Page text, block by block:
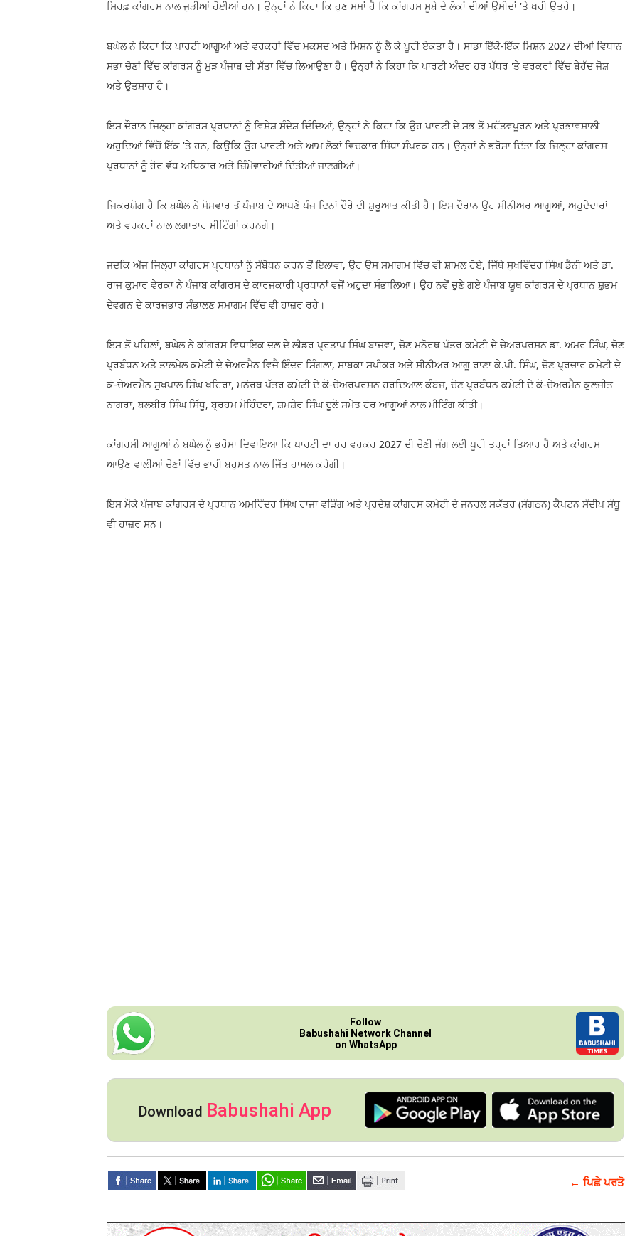
ਸਿਰਫ਼ ਕਾਂਗਰਸ ਨਾਲ ਜੁੜੀਆਂ ਹੋਈਆਂ ਹਨ। ਉਨ੍ਹਾਂ ਨੇ ਕਿਹਾ ਕਿ ਹੁਣ ਸਮਾਂ ਹੈ ਕਿ ਕਾਂਗਰਸ ਸੂਬੇ ਦੇ ਲੋਕਾਂ ਦੀਆਂ ਉਮੀਦਾਂ 'ਤੇ ਖਰੀ ਉਤਰੇ।
ਬਘੇਲ ਨੇ ਕਿਹਾ ਕਿ ਪਾਰਟੀ ਆਗੂਆਂ ਅਤੇ ਵਰਕਰਾਂ ਵਿੱਚ ਮਕਸਦ ਅਤੇ ਮਿਸ਼ਨ ਨੂੰ ਲੈ ਕੇ ਪੂਰੀ ਏਕਤਾ ਹੈ। ਸਾਡਾ ਇੱਕੋ-ਇੱਕ ਮਿਸ਼ਨ 2027 ਦੀਆਂ ਵਿਧਾਨ
ਸਭਾ ਚੋਣਾਂ ਵਿੱਚ ਕਾਂਗਰਸ ਨੂੰ ਮੁੜ ਪੰਜਾਬ ਦੀ ਸੱਤਾ ਵਿੱਚ ਲਿਆਉਣਾ ਹੈ। ਉਨ੍ਹਾਂ ਨੇ ਕਿਹਾ ਕਿ ਪਾਰਟੀ ਅੰਦਰ ਹਰ ਪੱਧਰ 'ਤੇ ਵਰਕਰਾਂ ਵਿੱਚ ਬੇਹੱਦ ਜੋਸ਼
ਅਤੇ ਉਤਸ਼ਾਹ ਹੈ।
ਇਸ ਦੌਰਾਨ ਜਿਲ੍ਹਾ ਕਾਂਗਰਸ ਪ੍ਰਧਾਨਾਂ ਨੂੰ ਵਿਸ਼ੇਸ਼ ਸੰਦੇਸ਼ ਦਿੰਦਿਆਂ, ਉਨ੍ਹਾਂ ਨੇ ਕਿਹਾ ਕਿ ਉਹ ਪਾਰਟੀ ਦੇ ਸਭ ਤੋਂ ਮਹੱਤਵਪੂਰਨ ਅਤੇ ਪ੍ਰਭਾਵਸ਼ਾਲੀ
ਅਹੁਦਿਆਂ ਵਿੱਚੋਂ ਇੱਕ 'ਤੇ ਹਨ, ਕਿਉਂਕਿ ਉਹ ਪਾਰਟੀ ਅਤੇ ਆਮ ਲੋਕਾਂ ਵਿਚਕਾਰ ਸਿੱਧਾ ਸੰਪਰਕ ਹਨ। ਉਨ੍ਹਾਂ ਨੇ ਭਰੋਸਾ ਦਿੱਤਾ ਕਿ ਜਿਲ੍ਹਾ ਕਾਂਗਰਸ
ਪ੍ਰਧਾਨਾਂ ਨੂੰ ਹੋਰ ਵੱਧ ਅਧਿਕਾਰ ਅਤੇ ਜ਼ਿੰਮੇਵਾਰੀਆਂ ਦਿੱਤੀਆਂ ਜਾਣਗੀਆਂ।
ਜਿਕਰਯੋਗ ਹੈ ਕਿ ਬਘੇਲ ਨੇ ਸੋਮਵਾਰ ਤੋਂ ਪੰਜਾਬ ਦੇ ਆਪਣੇ ਪੰਜ ਦਿਨਾਂ ਦੌਰੇ ਦੀ ਸ਼ੁਰੂਆਤ ਕੀਤੀ ਹੈ। ਇਸ ਦੌਰਾਨ ਉਹ ਸੀਨੀਅਰ ਆਗੂਆਂ, ਅਹੁਦੇਦਾਰਾਂ
ਅਤੇ ਵਰਕਰਾਂ ਨਾਲ ਲਗਾਤਾਰ ਮੀਟਿੰਗਾਂ ਕਰਨਗੇ।
ਜਦਕਿ ਅੱਜ ਜਿਲ੍ਹਾ ਕਾਂਗਰਸ ਪ੍ਰਧਾਨਾਂ ਨੂੰ ਸੰਬੋਧਨ ਕਰਨ ਤੋਂ ਇਲਾਵਾ, ਉਹ ਉਸ ਸਮਾਗਮ ਵਿੱਚ ਵੀ ਸ਼ਾਮਲ ਹੋਏ, ਜਿੱਥੇ ਸੁਖਵਿੰਦਰ ਸਿੰਘ ਡੈਨੀ ਅਤੇ ਡਾ.
ਰਾਜ ਕੁਮਾਰ ਵੇਰਕਾ ਨੇ ਪੰਜਾਬ ਕਾਂਗਰਸ ਦੇ ਕਾਰਜਕਾਰੀ ਪ੍ਰਧਾਨਾਂ ਵਜੋਂ ਅਹੁਦਾ ਸੰਭਾਲਿਆ। ਉਹ ਨਵੇਂ ਚੁਣੇ ਗਏ ਪੰਜਾਬ ਯੂਥ ਕਾਂਗਰਸ ਦੇ ਪ੍ਰਧਾਨ ਸ਼ੁਭਮ
ਦੇਵਗਨ ਦੇ ਕਾਰਜਭਾਰ ਸੰਭਾਲਣ ਸਮਾਗਮ ਵਿੱਚ ਵੀ ਹਾਜ਼ਰ ਰਹੇ।
ਇਸ ਤੋਂ ਪਹਿਲਾਂ, ਬਘੇਲ ਨੇ ਕਾਂਗਰਸ ਵਿਧਾਇਕ ਦਲ ਦੇ ਲੀਡਰ ਪ੍ਰਤਾਪ ਸਿੰਘ ਬਾਜਵਾ, ਚੋਣ ਮਨੋਰਥ ਪੱਤਰ ਕਮੇਟੀ ਦੇ ਚੇਅਰਪਰਸਨ ਡਾ. ਅਮਰ ਸਿੰਘ, ਚੋਣ
ਪ੍ਰਬੰਧਨ ਅਤੇ ਤਾਲਮੇਲ ਕਮੇਟੀ ਦੇ ਚੇਅਰਮੈਨ ਵਿਜੈ ਇੰਦਰ ਸਿੰਗਲਾ, ਸਾਬਕਾ ਸਪੀਕਰ ਅਤੇ ਸੀਨੀਅਰ ਆਗੂ ਰਾਣਾ ਕੇ.ਪੀ. ਸਿੰਘ, ਚੋਣ ਪ੍ਰਚਾਰ ਕਮੇਟੀ ਦੇ
ਕੋ-ਚੇਅਰਮੈਨ ਸੁਖਪਾਲ ਸਿੰਘ ਖਹਿਰਾ, ਮਨੋਰਥ ਪੱਤਰ ਕਮੇਟੀ ਦੇ ਕੋ-ਚੇਅਰਪਰਸਨ ਹਰਦਿਆਲ ਕੰਬੋਜ, ਚੋਣ ਪ੍ਰਬੰਧਨ ਕਮੇਟੀ ਦੇ ਕੋ-ਚੇਅਰਮੈਨ ਕੁਲਜੀਤ
ਨਾਗਰਾ, ਬਲਬੀਰ ਸਿੰਘ ਸਿੱਧੂ, ਬ੍ਰਹਮ ਮੋਹਿੰਦਰਾ, ਸ਼ਮਸ਼ੇਰ ਸਿੰਘ ਦੂਲੋ ਸਮੇਤ ਹੋਰ ਆਗੂਆਂ ਨਾਲ ਮੀਟਿੰਗ ਕੀਤੀ।
ਕਾਂਗਰਸੀ ਆਗੂਆਂ ਨੇ ਬਘੇਲ ਨੂੰ ਭਰੋਸਾ ਦਿਵਾਇਆ ਕਿ ਪਾਰਟੀ ਦਾ ਹਰ ਵਰਕਰ 2027 ਦੀ ਚੋਣੀ ਜੰਗ ਲਈ ਪੂਰੀ ਤਰ੍ਹਾਂ ਤਿਆਰ ਹੈ ਅਤੇ ਕਾਂਗਰਸ
ਆਉਣ ਵਾਲੀਆਂ ਚੋਣਾਂ ਵਿੱਚ ਭਾਰੀ ਬਹੁਮਤ ਨਾਲ ਜਿੱਤ ਹਾਸਲ ਕਰੇਗੀ।
ਇਸ ਮੌਕੇ ਪੰਜਾਬ ਕਾਂਗਰਸ ਦੇ ਪ੍ਰਧਾਨ ਅਮਰਿੰਦਰ ਸਿੰਘ ਰਾਜਾ ਵੜਿੰਗ ਅਤੇ ਪ੍ਰਦੇਸ਼ ਕਾਂਗਰਸ ਕਮੇਟੀ ਦੇ ਜਨਰਲ ਸਕੱਤਰ (ਸੰਗਠਨ) ਕੈਪਟਨ ਸੰਦੀਪ ਸੰਧੂ
ਵੀ ਹਾਜ਼ਰ ਸਨ।
Follow
Babushahi Network Channel
on WhatsApp
Download Babushahi App
← ਪਿਛੇ ਪਰਤੋ